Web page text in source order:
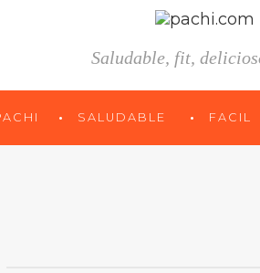
Saludable, fit,
SALUDABLE FACIL